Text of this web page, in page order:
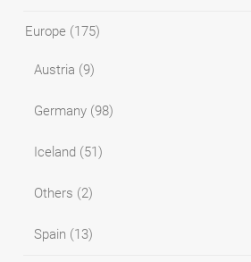
Europe (175)
Austria (9)
Germany (98)
Iceland (51)
Others (2)
Spain (13)